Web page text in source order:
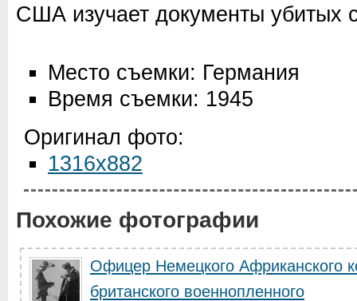
США изучает документы убитых
Место съемки: Германия
Время съемки: 1945
Оригинал фото:
1316x882
Похожие фотографии
Офицер Немецкого Африканского
британского военнопленного